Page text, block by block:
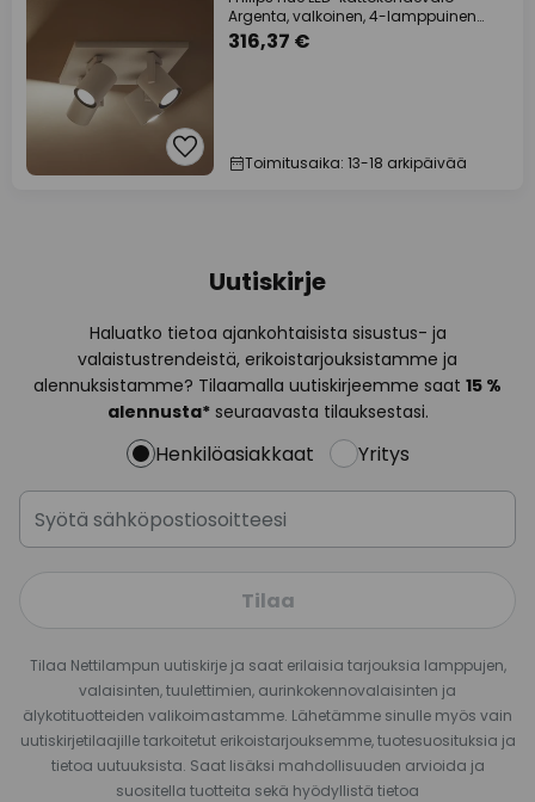
Argenta, valkoinen, 4-lamppuinen
RGB CCT
316,37 €
Toimitusaika: 13-18 arkipäivää
Uutiskirje
Haluatko tietoa ajankohtaisista sisustus- ja
valaistustrendeistä, erikoistarjouksistamme ja
alennuksistamme? Tilaamalla uutiskirjeemme saat 15 %
alennusta*seuraavasta tilauksestasi.
Henkilöasiakkaat Yritys
Tilaa
Tilaa Nettilampun uutiskirje ja saat erilaisia tarjouksia lamppujen,
valaisinten, tuulettimien, aurinkokennovalaisinten ja
älykotituotteiden valikoimastamme. Lähetämme sinulle myös vain
uutiskirjetilaajille tarkoitetut erikoistarjouksemme, tuotesuosituksia ja
tietoa uutuuksista. Saat lisäksi mahdollisuuden arvioida ja
suositella tuotteita sekä hyödyllistä tietoa